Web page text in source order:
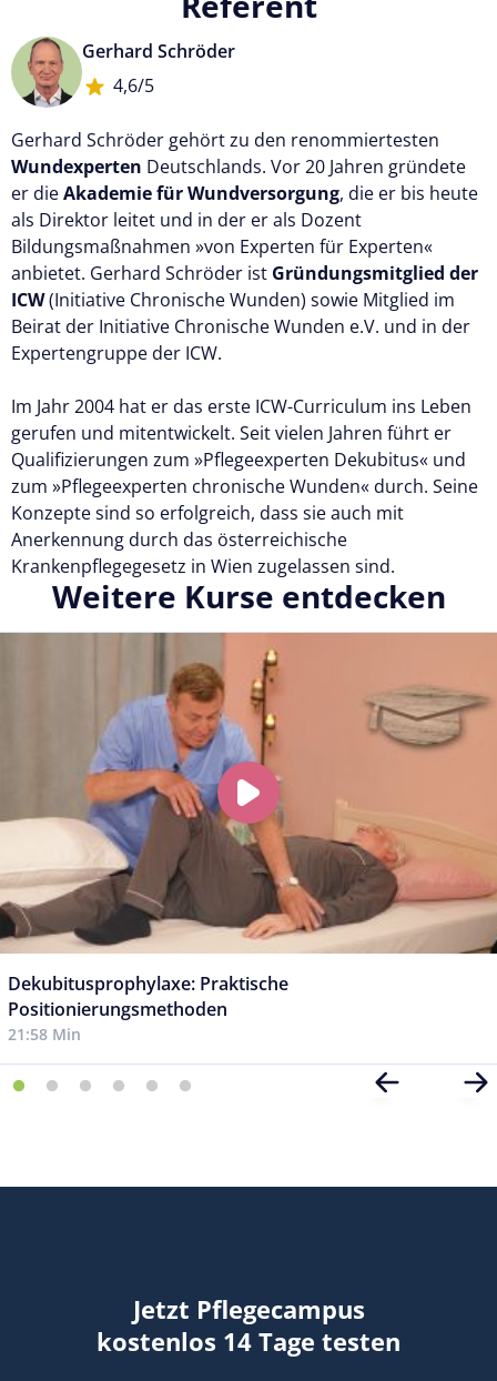
Gerhard Schröder
4,6/5
Gerhard Schröder gehört zu den renommiertesten
Wundexperten Deutschlands. Vor 20 Jahren gründete
er dieAkademie für Wundversorgung, die er bis heute
als Direktor leitet und in der er als Dozent
Bildungsmaßnahmen »von Experten für Experten«
anbietet. Gerhard Schröder ist Gründungsmitglied der
ICW(Initiative Chronische Wunden) sowie Mitglied im
Beirat der Initiative Chronische Wunden e.V. und in der
Expertengruppe der ICW.
Im Jahr 2004 hat er das erste ICW-Curriculum ins Leben
gerufen und mitentwickelt. Seit vielen Jahren führt er
Qualifizierungen zum »Pflegeexperten Dekubitus« und
zum »Pflegeexperten chronische Wunden« durch. Seine
Konzepte sind so erfolgreich, dass sie auch mit
Anerkennung durch das österreichische
Krankenpflegegesetz in Wien zugelassen sind.
Weitere Kurse entdecken
Dekubitusprophylaxe: Praktische
Positionierungsmethoden
21:58 Min
Jetzt Pflegecampus
kostenlos 14 Tage testen